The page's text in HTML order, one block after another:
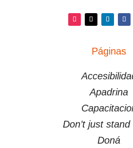
Páginas
Apadrina
Don’t just
Doná